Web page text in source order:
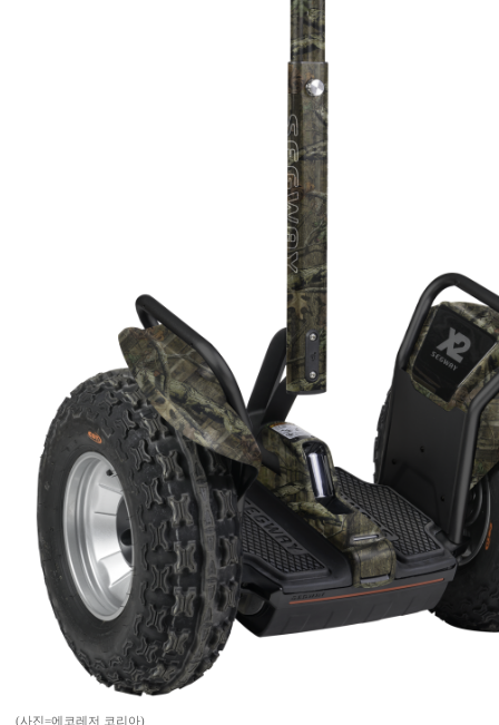
(사진=에코레저 코리아)